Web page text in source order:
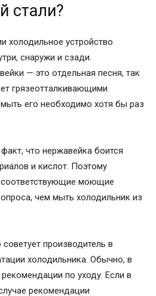
стали?
холодильное устройство
снаружи и сзади.
— это отдельная песня, так
грязеотталкивающими
его необходимо хотя бы раз
что нержавейка боится
и кислот. Поэтому
моющие
чем мыть холодильник из
производитель в
холодильника. Обычно, в
по уходу. Если в
рекомендации